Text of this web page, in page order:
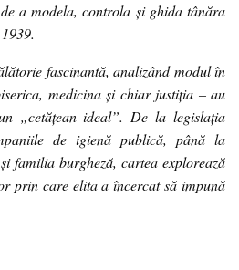
a modela, controla și ghida tânăra
fascinantă, analizând modul în
medicina și chiar justiția – au
„cetățean ideal”. De la legislația
de igienă publică, până la
familia burgheză, cartea explorează
prin care elita a încercat să impună